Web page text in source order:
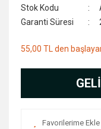
Stok Kodu
Garanti Süresi
55,00 TL den